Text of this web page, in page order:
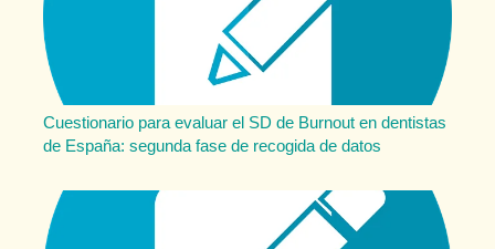
Cuestionario para evaluar el SD de Burnout en dentistas
de España: segunda fase de recogida de datos